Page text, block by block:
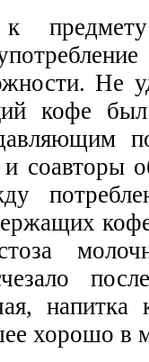
к
Не
кофе
соавторы
напитка
хорошо в